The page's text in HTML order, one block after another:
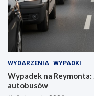
WYDARZENIA WYPADKI
Wypadek na
autobusów